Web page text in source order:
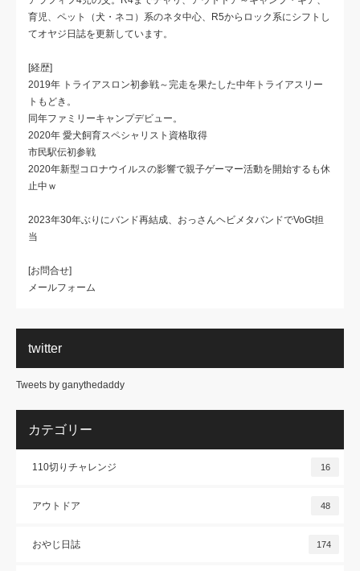
育児、ペット（犬・ネコ）系のネタ中心、R5からロック系にシフトし
てオヤジ日誌を更新しています。
[経歴]
2019年 トライアスロン初参戦～完走を果たした中年トライアスリー
トもどき。
同年ファミリーキャンプデビュー。
2020年 愛犬飼育スペシャリスト資格取得
市民駅伝初参戦
2020年新型コロナウイルスの影響で親子ゲーマー活動を開始するも休
止中ｗ
2023年30年ぶりにバンド再結成、おっさんヘビメタバンドでVoGt担
当
[お問合せ]
メールフォーム
twitter
Tweets by ganythedaddy
カテゴリー
110切りチャレンジ 16
アウトドア 48
おやじ日誌 174